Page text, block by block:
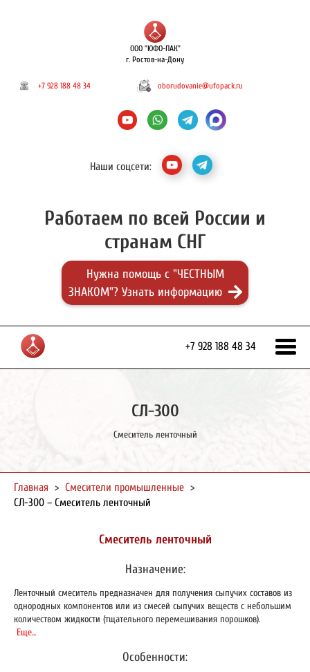
ООО "ЮФО-ПАК"
г. Ростов-на-Дону
+7 928 188 48 34 oborudovanie@ufopack.ru
Наши соцсети:
Работаем по всей России и
странам СНГ
Нужна помощь с "ЧЕСТНЫМ
ЗНАКОМ"? Узнать информацию
+7 928 188 48 34
СЛ-300
Смеситель ленточный
Главная > Смесители промышленные >
СЛ-300 – Смеситель ленточный
Смеситель ленточный
Назначение:
Ленточный смеситель предназначен для получения сыпучих составов из
однородных компонентов или из смесей сыпучих веществ с небольшим
количеством жидкости (тщательного перемешивания порошков).
Еще...
Особенности: